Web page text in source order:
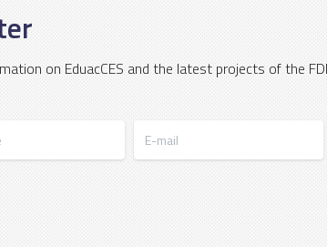
on EduacCES and the latest projects of the
E-mail